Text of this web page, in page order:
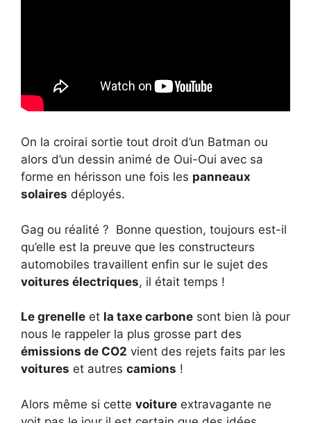
On la croirai sortie tout droit d’un Batman ou
alors d’un dessin animé de Oui-Oui avec sa
forme en hérisson une fois les panneaux
solaires déployés.
Gag ou réalité ? Bonne question, toujours est-il
qu’elle est la preuve que les constructeurs
automobiles travaillent enfin sur le sujet des
voitures électriques, il était temps !
Le grenelle et la taxe carbone sont bien là pour
nous le rappeler la plus grosse part des
émissions de CO2 vient des rejets faits par les
voitures et autres camions !
Alors même si cette voiture extravagante ne